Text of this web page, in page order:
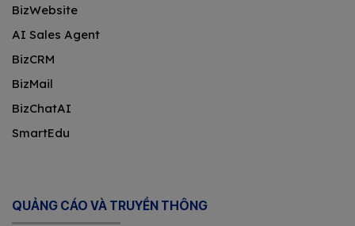
BizWebsite
AI Sales Agent
BizCRM
BizMail
BizChatAI
SmartEdu
QUẢNG CÁO VÀ TRUYỀN THÔNG